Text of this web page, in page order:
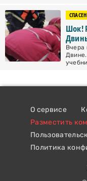
Шок!
Вчера
О сервисе
Разместить
Политика